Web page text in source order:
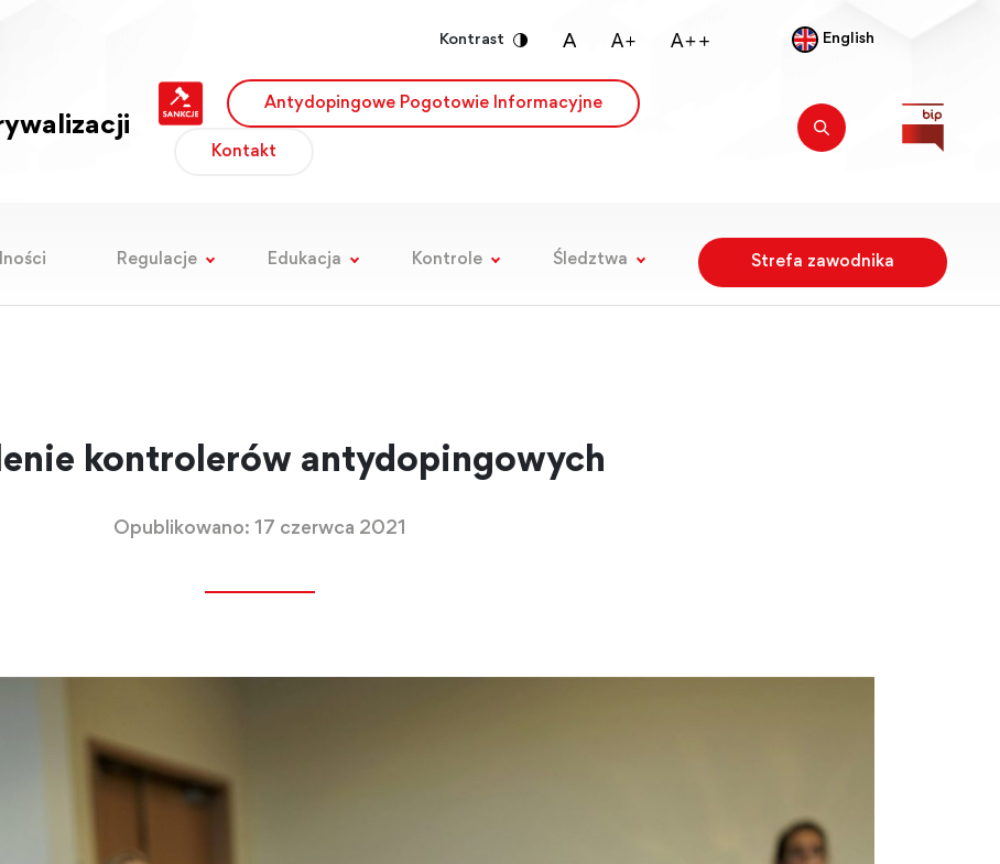
Kontrast English
Antydopingowe Pogotowie Informacyjne
Kontakt
Regulacje Edukacja Kontrole Śledztwa Strefa zawodnika
kontrolerów antydopingowych
Opublikowano: 17 czerwca 2021